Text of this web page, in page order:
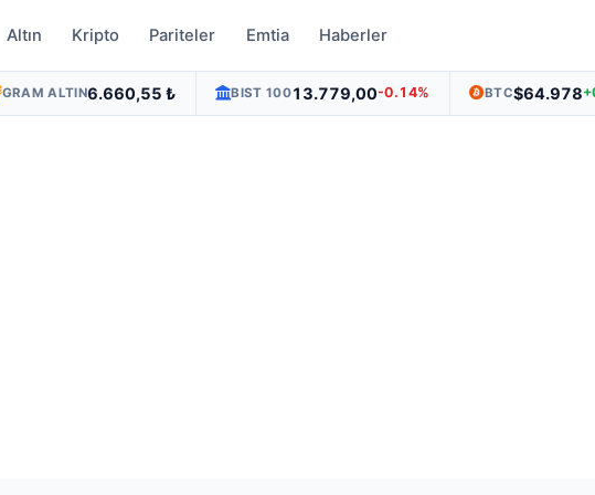
Altın Kripto Pariteler Emtia Haberler
GRAM ALTIN6.660,55 ₺ BIST 10013.779,00-0.14% BTC$64.978